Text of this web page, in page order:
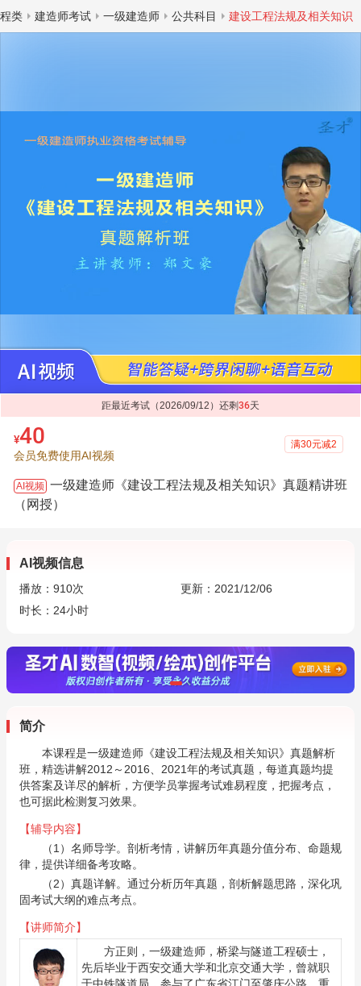
类 建造师考试 一级建造师 公共科目 建设工程法规及相关知识
距最近考试（2026/09/12）还剩36天
¥40
会员免费使用AI视频
满30元减2
AI视频 一级建造师《建设工程法规及相关知识》真题精讲班
（网授）
AI视频信息
播放： 910次
更新：2021/12/06
时长：24小时
简介
本课程是一级建造师《建设工程法规及相关知识》真题解析
班，精选讲解2012～2016、2021年的考试真题，每道真题均提
供答案及详尽的解析，方便学员掌握考试难易程度，把握考点，
也可据此检测复习效果。
【辅导内容】
（1）名师导学。剖析考情，讲解历年真题分值分布、命题规
律，提供详细备考攻略。
（2）真题详解。通过分析历年真题，剖析解题思路，深化巩
固考试大纲的难点考点。
【讲师简介】
方正则 ，一级建造师，桥梁与隧道工程硕士，
先后毕业于西安交通大学和北京交通大学，曾就职
于中铁隧道局，参与了广东省江门至肇庆公路、重